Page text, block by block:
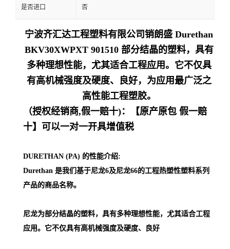
是否进口 否
宁波齐汇达工程塑料有限公司销朗盛 Durethan
BKV30XWPXT 901510 部分结晶的塑料，具有
多种理想性能，尤其适合工程应用。它不仅具
有高机械强度及硬度、良好，为应用最广泛之
高性能工程塑胶。
（授权经销商,假一赔十)：【原产原包 假一赔
十】可以一对一开具增值税
DURETHAN (PA) 的性能介绍:
Durethan 是我们基于尼龙6及尼龙66的工程热塑性塑料系列
产品的商品名称。
尼龙为部分结晶的塑料，具有多种理想性能，尤其适合工程
应用。它不仅具有高机械强度及硬度、良好